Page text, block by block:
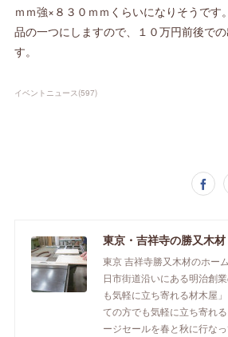
ｍｍ強×８３０ｍｍくらいになりそうです
品の一つにしますので、１０万円前後で
す。
イベントニュース(597)
東京 吉祥寺勝又木材のホー
日市街道沿いにある明治創
も気軽に立ち寄れる材木屋
ての方でも気軽に立ち寄れ
ージセールを春と秋に行な